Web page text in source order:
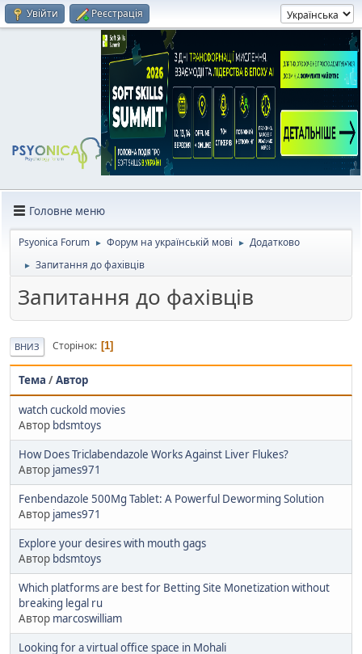
Увійти Реєстрація
Головне меню
Psyonica Forum ► Форум на українській мові ► Додатково
► Запитання до фахівців
Запитання до фахівців
ВНИЗ Сторінок 1
Тема /Автор
watch cuckold movies
Автор bdsmtoys
How Does Triclabendazole Works Against Liver Flukes?
Автор james971
Fenbendazole 500Mg Tablet: A Powerful Deworming Solution
Автор james971
Explore your desires with mouth gags
Автор bdsmtoys
Which platforms are best for Betting Site Monetization without
breaking legal ru
Автор marcoswilliam
Looking for a virtual office space in Mohali